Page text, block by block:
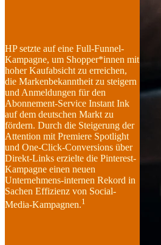
HP setzte auf eine Full-Funnel-
Kampagne, um Shopper*innen mit
hoher Kaufabsicht zu erreichen,
die Markenbekanntheit zu steigern
und Anmeldungen für den
Abonnement-Service Instant Ink
auf dem deutschen Markt zu
fördern. Durch die Steigerung der
Attention mit Premiere Spotlight
und One-Click-Conversions über
Direkt-Links erzielte die Pinterest-
Kampagne einen neuen
Unternehmens-internen Rekord in
Sachen Effizienz von Social-
Media-Kampagnen.1